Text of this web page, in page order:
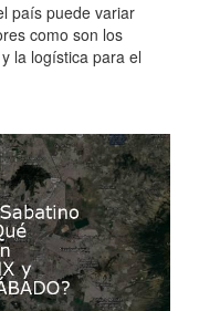
país puede variar
como son los
la logística para el